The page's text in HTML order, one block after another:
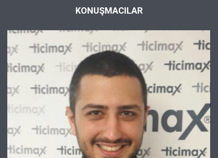
KONUŞMACILAR